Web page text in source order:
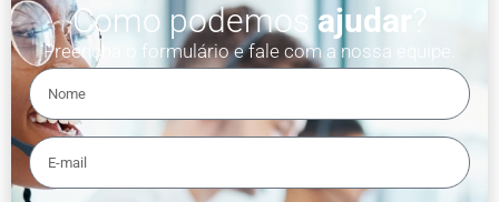
Como podemos ajudar
Preencha o formulário e fale com a nossa equipe.